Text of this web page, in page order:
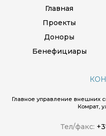
Главная
Проекты
Доноры
Бенефициары
Главное управление внешних
Комрат,
Тел/факс: